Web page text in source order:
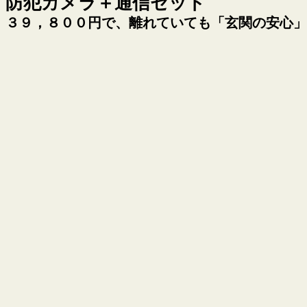
３９，８００円で、離れていても「玄関の安心